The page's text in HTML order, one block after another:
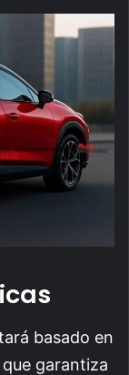
basado en
garantiza